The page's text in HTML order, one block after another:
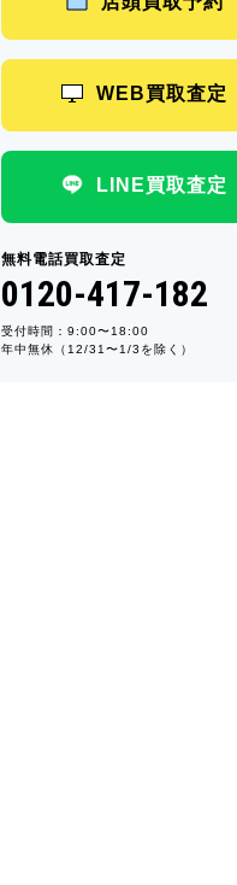
WEB買取査定
LINE買取査定
無料電話買取査定
0120-417-182
受付時間：9:00〜18:00
年中無休（12/31〜1/3を除く）